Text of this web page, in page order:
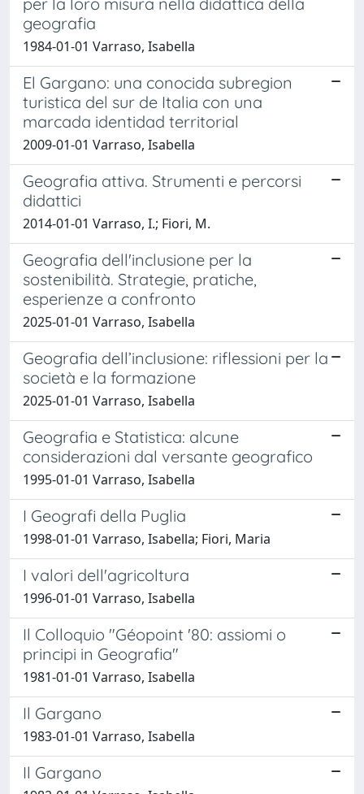
geografia
1984-01-01 Varraso, Isabella
El Gargano: una conocida subregion
turistica del sur de Italia con una
marcada identidad territorial
2009-01-01 Varraso, Isabella
Geografia attiva. Strumenti e percorsi
didattici
2014-01-01 Varraso, I.; Fiori, M.
Geografia dell'inclusione per la
sostenibilità. Strategie, pratiche,
esperienze a confronto
2025-01-01 Varraso, Isabella
Geografia dell’inclusione: riflessioni per la
società e la formazione
2025-01-01 Varraso, Isabella
Geografia e Statistica: alcune
considerazioni dal versante geografico
1995-01-01 Varraso, Isabella
I Geografi della Puglia
1998-01-01 Varraso, Isabella; Fiori, Maria
I valori dell'agricoltura
1996-01-01 Varraso, Isabella
Il Colloquio "Géopoint '80: assiomi o
principi in Geografia"
1981-01-01 Varraso, Isabella
Il Gargano
1983-01-01 Varraso, Isabella
Il Gargano